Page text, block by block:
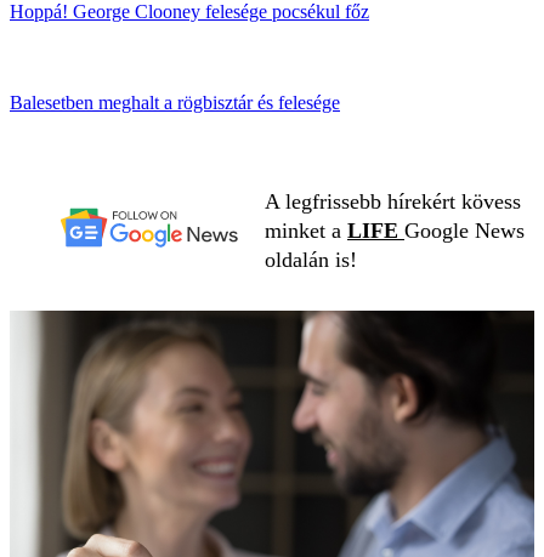
Hoppá! George Clooney felesége pocsékul főz
Balesetben meghalt a rögbisztár és felesége
A legfrissebb hírekért kövess
minket a LIFE Google News
oldalán is!